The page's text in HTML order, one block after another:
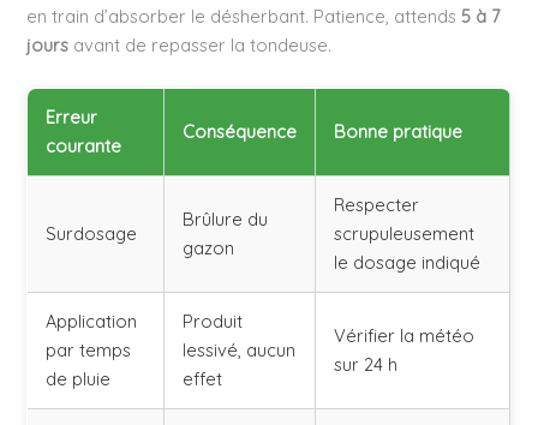
en train d’absorber le désherbant. Patience, attends 5 à 7
jours avant de repasser la tondeuse.
Erreur
courante
Conséquence Bonne pratique
Surdosage
Brûlure du
gazon
Respecter
scrupuleusement
le dosage indiqué
Application
par temps
de pluie
Produit
lessivé, aucun
effet
Vérifier la météo
sur 24 h